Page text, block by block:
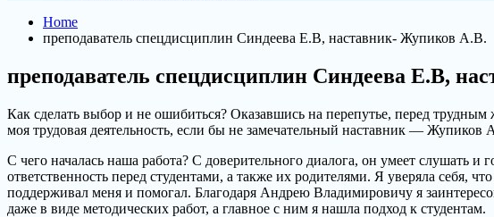
Home
преподаватель спецдисциплин Синдеева Е.В, наставник- Жупиков А.В.
преподаватель спецдисциплин Синдеева Е.В,
Как сделать выбор и не ошибиться? Оказавшись на перепутье, перед
моя трудовая деятельность, если бы не замечательный наставник —
С чего началась наша работа? С доверительного диалога, он умеет слушать
ответственность перед студентами, а также их родителями. Я уверяла себя,
поддерживал меня и помогал. Благодаря Андрею Владимировичу я
даже в виде методических работ, а главное с ним я нашла подход к студентам.